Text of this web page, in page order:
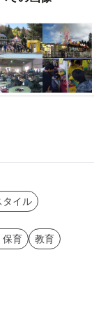
タイル
保育 教育